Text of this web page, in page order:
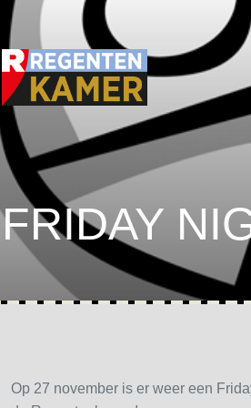
FRIDAY
Op 27 november is er weer een